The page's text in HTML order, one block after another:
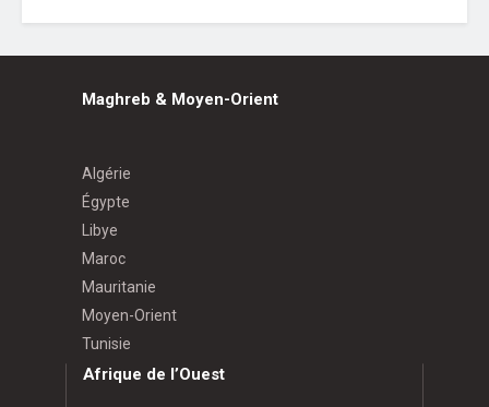
Maghreb & Moyen-Orient
Algérie
Égypte
Libye
Maroc
Mauritanie
Moyen-Orient
Tunisie
Afrique de l’Ouest